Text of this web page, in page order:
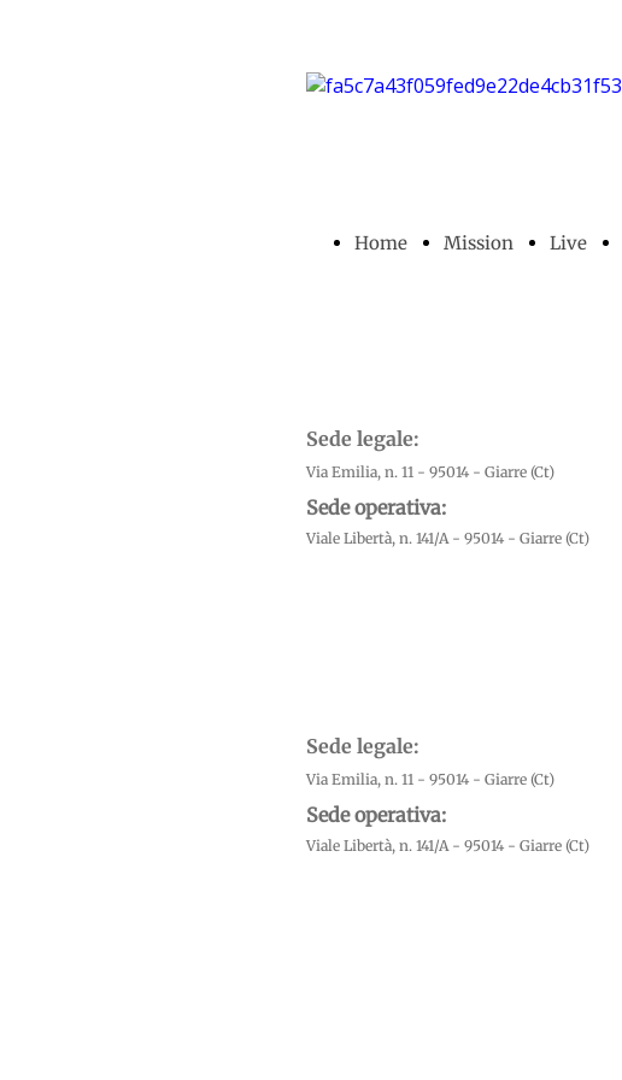
Sede legale:
Via Emilia, n. 11 - 95014 - Giarre (Ct)
Sede operativa:
Viale Libertà, n. 141/A - 95014 - Giarre (Ct)
Home Mission Live
Sede legale:
Via Emilia, n. 11 - 95014 - Giarre (Ct)
Sede operativa:
Viale Libertà, n. 141/A - 95014 - Giarre (Ct)